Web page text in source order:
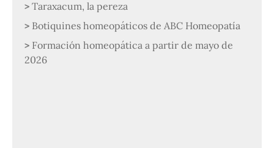
Taraxacum, la pereza
Botiquines homeopáticos de ABC Homeopatía
Formación homeopática a partir de mayo de
2026